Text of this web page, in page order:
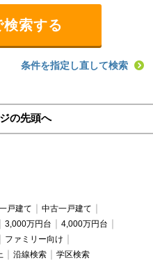
条件を指定し直して検索
の先頭へ
戸建て
中古一戸建て
3,000万円台
4,000万円台
ファミリー向け
沿線検索 学区検索